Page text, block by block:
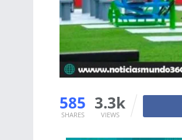
585
SHARES
3.3k
VIEWS